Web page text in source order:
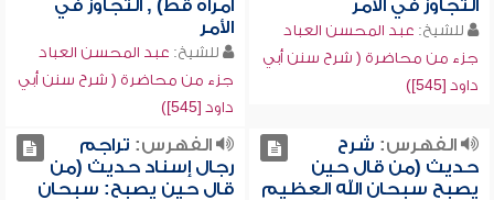
التجاوز في الأمر
للشيخ: عبد المحسن العباد
جزء من محاضرة ( شرح سنن أبي
داود [545])
امرأة قط) , التجاوز في
الأمر
للشيخ: عبد المحسن العباد
جزء من محاضرة ( شرح سنن أبي
داود [545])
الفهرس: شرح
حديث (من قال حين
يصبح سبحان الله العظيم
الفهرس: تراجم
رجال إسناد حديث (من
قال حين يصبح: سبحان